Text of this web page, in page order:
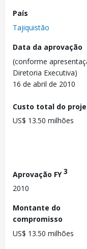
País
Tajiquistão
Data da aprovação
(conforme
Diretoria Executiva)
16 de abril de 2010
Custo total do
US$ 13.50 milhões
Aprovação FY3
2010
Montante do
compromisso
US$ 13.50 milhões